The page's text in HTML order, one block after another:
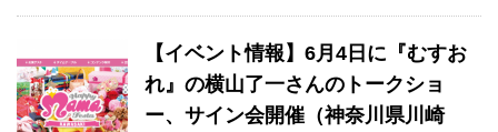
【イベント情報】6月4日に『むすお
れ』の横山了一さんのトークショ
ー、サイン会開催（神奈川県川崎